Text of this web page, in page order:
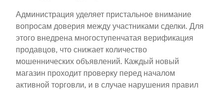
Администрация уделяет пристальное внимание
вопросам доверия между участниками сделки. Для
этого внедрена многоступенчатая верификация
продавцов, что снижает количество
мошеннических объявлений. Каждый новый
магазин проходит проверку перед началом
активной торговли, и в случае нарушения правил